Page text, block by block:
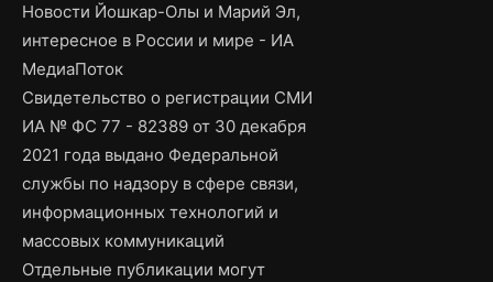
Новости Йошкар-Олы и Марий Эл,
интересное в России и мире - ИА
МедиаПоток
Свидетельство о регистрации СМИ
ИА № ФС 77 - 82389 от 30 декабря
2021 года выдано Федеральной
службы по надзору в сфере связи,
информационных технологий и
массовых коммуникаций
Отдельные публикации могут